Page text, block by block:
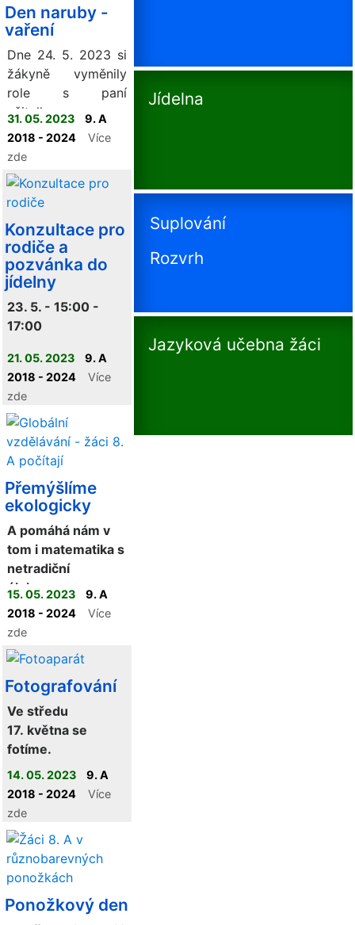
Den naruby -
vaření
Dne 24. 5. 2023 si
žákyně vyměnily
role s paní
učitelkou a
vyzkoušely si, jaké
to je dohlížet na
cvičné kuchyňce.
31. 05. 2023
9. A
2018 - 2024
Více
zde
Konzultace pro
rodiče a
pozvánka do
jídelny
23. 5. - 15:00 -
17:00
21. 05. 2023
9. A
2018 - 2024
Více
zde
Přemýšlíme
ekologicky
A pomáhá nám v
tom i matematika s
netradiční
úlohou...
15. 05. 2023
9. A
2018 - 2024
Více
zde
Fotografování
Ve středu
17. května se
fotíme.
14. 05. 2023
9. A
2018 - 2024
Více
zde
Ponožkový den
Jídelna
Suplování
Rozvrh
Jazyková učebna žáci